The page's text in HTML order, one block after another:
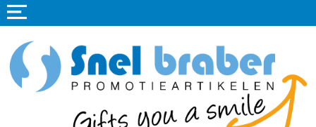
Home
Promotieartikelen